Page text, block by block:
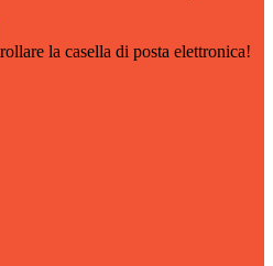
la casella di posta elettronica!